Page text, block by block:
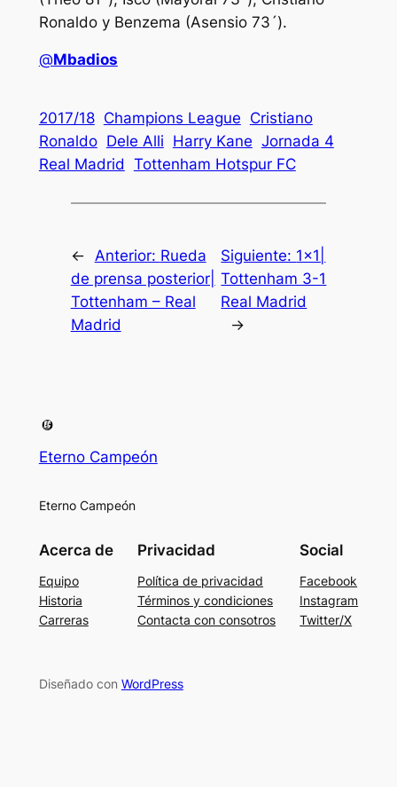
Ronaldo y Benzema (Asensio 73´).
@Mbadios
2017/18 Champions League Cristiano
Ronaldo Dele Alli Harry Kane Jornada 4
Real Madrid Tottenham Hotspur FC
← Anterior: Rueda
de prensa posterior|
Tottenham – Real
Madrid
Siguiente: 1×1|
Tottenham 3-1
Real Madrid
→
Eterno Campeón
Eterno Campeón
Acerca de
Equipo
Historia
Carreras
Privacidad
Política de privacidad
Términos y condiciones
Contacta con consotros
Social
Facebook
Instagram
Twitter/X
Diseñado con WordPress